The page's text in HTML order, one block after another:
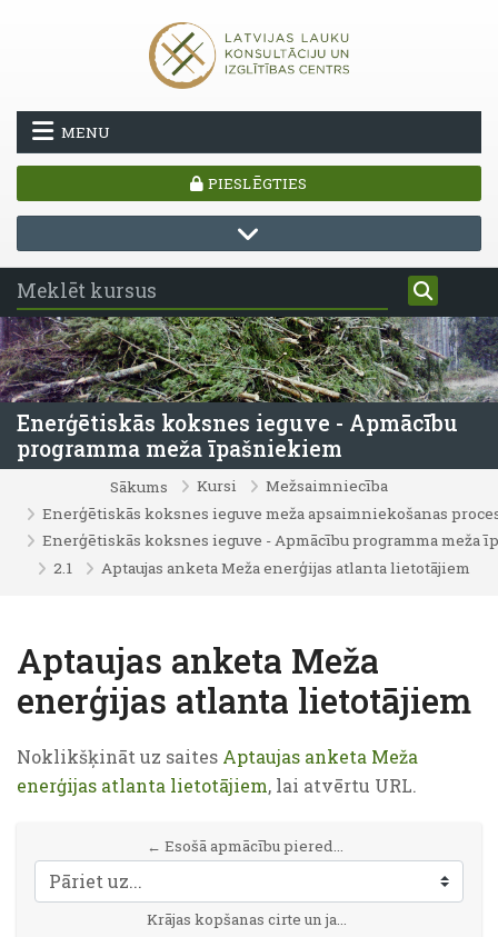
MENU
PIESLĒGTIES
Enerģētiskās koksnes ieguve - Apmācību
programma meža īpašniekiem
Sākums Kursi
Mežsaimniecība
Enerģētiskās koksnes ieguve meža apsaimniekošanas
Enerģētiskās koksnes ieguve - Apmācību programma meža
2.1
Aptaujas anketa Meža enerģijas atlanta lietotājiem
Aptaujas anketa Meža
enerģijas atlanta lietotājiem
Izpildes nosacījumi
Noklikšķināt uz saites Aptaujas anketa Meža
enerģijas atlanta lietotājiem, lai atvērtu URL.
← Esošā apmācību pieredze projekta dalībvalstīs līdz šim
Pāriet uz...
Krājas kopšanas cirte un jaunaudžu kopšana pielietojot mazgabarīta tehniku (1) →